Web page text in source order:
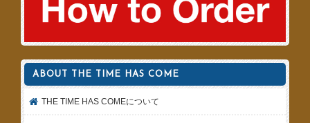
ABOUT THE TIME HAS COME
THE TIME HAS COMEについて